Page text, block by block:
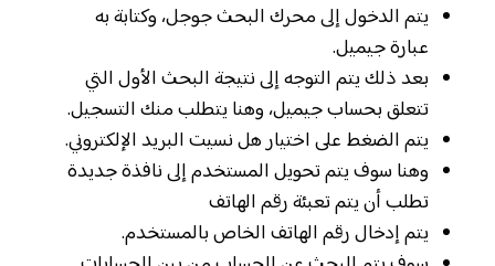
يتم الدخول إلى محرك البحث جوجل، وكتابة به
عبارة جيميل.
بعد ذلك يتم التوجه إلى نتيجة البحث الأول التي
تتعلق بحساب جيميل، وهنا يتطلب منك التسجيل.
يتم الضغط على اختيار هل نسيت البريد الإلكتروني.
وهنا سوف يتم تحويل المستخدم إلى نافذة جديدة
تطلب أن يتم تعبئة رقم الهاتف
يتم إدخال رقم الهاتف الخاص بالمستخدم.